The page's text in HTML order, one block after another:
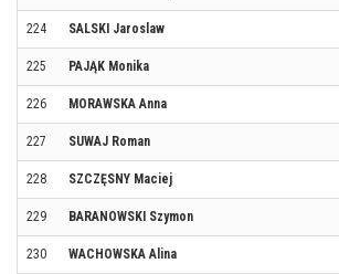
224 SALSKI Jaroslaw
225 PAJĄK Monika
226 MORAWSKA Anna
227 SUWAJ Roman
228 SZCZĘSNY Maciej
229 BARANOWSKI Szymon
230 WACHOWSKA Alina